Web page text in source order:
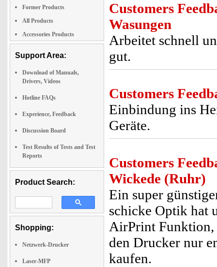
Former Products
All Products
Accessories Products
Support Area:
Download of Manuals,
Drivers, Videos
Hotline FAQs
Experience, Feedback
Discussion Board
Test Results of Tests and Test
Reports
Product Search:
Shopping:
Netzwerk-Drucker
Laser-MFP
Customers
Wasungen
Arbeitet schnell
gut.
Customers
Einbindung ins
Geräte.
Customers
Wickede (Ruhr)
Ein super
schicke Optik hat
AirPrint Funktion,
den Drucker nur
kaufen.